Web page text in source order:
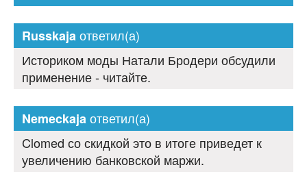
Russkajaответил(а)
Историком моды Натали Бродери обсудили
применение - читайте.
Nemeckajaответил(а)
Clomed со скидкой это в итоге приведет к
увеличению банковской маржи.